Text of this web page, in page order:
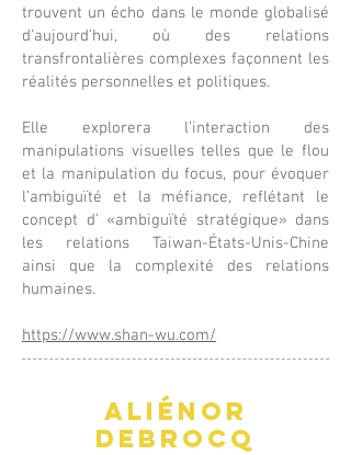
trouvent un écho dans le monde globalisé
d’aujourd’hui, où des relations
transfrontalières complexes façonnent les
réalités personnelles et politiques.
Elle explorera l’interaction des
manipulations visuelles telles que le flou
et la manipulation du focus, pour évoquer
l’ambiguïté et la méfiance, reflétant le
concept d' «ambiguïté stratégique» dans
les relations Taiwan-États-Unis-Chine
ainsi que la complexité des relations
humaines.
https://www.shan-wu.com/
Aliénor
Debrocq